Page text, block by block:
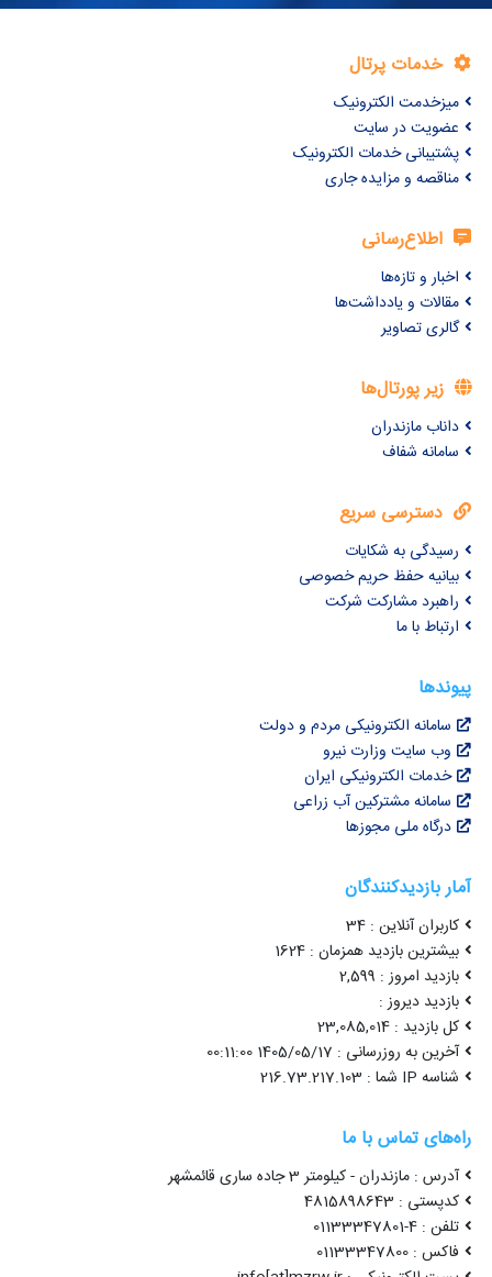
خدمات پرتال
میزخدمت الکترونیک
عضویت در سایت
پشتیبانی خدمات الکترونیک
مناقصه و مزایده جاری
اطلاع‌رسانی
اخبار و تازه‌ها
مقالات و یادداشت‌ها
گالری تصاویر
زیر پورتال‌ها
داناب مازندران
سامانه شفاف
دسترسی سریع
رسیدگی به شکایات
بیانیه حفظ حریم خصوصی
راهبرد مشارکت شرکت
ارتباط با ما
پیوندها
سامانه الکترونیکی مردم و دولت
وب سایت وزارت نیرو
خدمات الکترونیکی ایران
سامانه مشترکین آب زراعی
درگاه ملی مجوزها
آمار بازدیدکنندگان
کاربران آنلاین : 34
بیشترین بازدید همزمان : 1624
بازدید امروز : 2,599
بازدید دیروز :
کل بازدید : 23,085,014
آخرین به روزرسانی : 1405/05/17 00:11:00
شناسه IP شما : 216.73.217.103
راه‌های تماس با ما
آدرس : مازندران - کیلومتر 3 جاده ساری قائمشهر
کدپستی : 4815898643
تلفن : 4-01133347801
فاکس : 01133347800